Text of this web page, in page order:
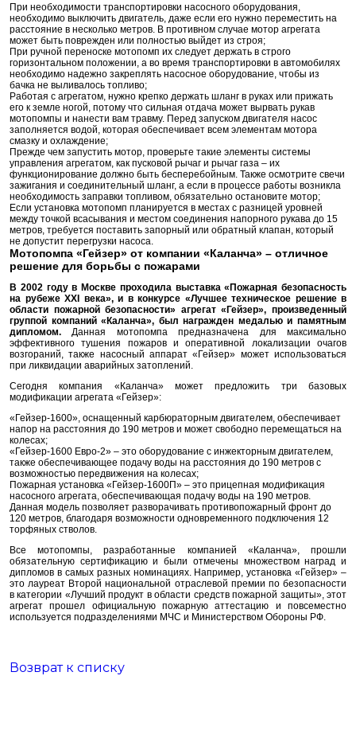
При необходимости транспортировки насосного оборудования,
необходимо выключить двигатель, даже если его нужно переместить на
расстояние в несколько метров. В противном случае мотор агрегата
может быть поврежден или полностью выйдет из строя;
При ручной переноске мотопомп их следует держать в строго
горизонтальном положении, а во время транспортировки в автомобилях
необходимо надежно закреплять насосное оборудование, чтобы из
бачка не выливалось топливо;
Работая с агрегатом, нужно крепко держать шланг в руках или прижать
его к земле ногой, потому что сильная отдача может вырвать рукав
мотопомпы и нанести вам травму. Перед запуском двигателя насос
заполняется водой, которая обеспечивает всем элементам мотора
смазку и охлаждение;
Прежде чем запустить мотор, проверьте такие элементы системы
управления агрегатом, как пусковой рычаг и рычаг газа – их
функционирование должно быть бесперебойным. Также осмотрите свечи
зажигания и соединительный шланг, а если в процессе работы возникла
необходимость заправки топливом, обязательно остановите мотор;
Если установка мотопомп планируется в местах с разницей уровней
между точкой всасывания и местом соединения напорного рукава до 15
метров, требуется поставить запорный или обратный клапан, который
не допустит перегрузки насоса.
Мотопомпа «Гейзер» от компании «Каланча» – отличное
решение для борьбы с пожарами
В 2002 году в Москве проходила выставка «Пожарная безопасность
на рубеже XXI века», и в конкурсе «Лучшее техническое решение в
области пожарной безопасности» агрегат «Гейзер», произведенный
группой компаний «Каланча», был награжден медалью и памятным
дипломом. Данная мотопомпа предназначена для максимально
эффективного тушения пожаров и оперативной локализации очагов
возгораний, также насосный аппарат «Гейзер» может использоваться
при ликвидации аварийных затоплений.
Сегодня компания «Каланча» может предложить три базовых
модификации агрегата «Гейзер»:
«Гейзер-1600», оснащенный карбюраторным двигателем, обеспечивает
напор на расстояния до 190 метров и может свободно перемещаться на
колесах;
«Гейзер-1600 Евро-2» – это оборудование с инжекторным двигателем,
также обеспечивающее подачу воды на расстояния до 190 метров с
возможностью передвижения на колесах;
Пожарная установка «Гейзер-1600П» – это прицепная модификация
насосного агрегата, обеспечивающая подачу воды на 190 метров.
Данная модель позволяет разворачивать противопожарный фронт до
120 метров, благодаря возможности одновременного подключения 12
торфяных стволов.
Все мотопомпы, разработанные компанией «Каланча», прошли
обязательную сертификацию и были отмечены множеством наград и
дипломов в самых разных номинациях. Например, установка «Гейзер» –
это лауреат Второй национальной отраслевой премии по безопасности
в категории «Лучший продукт в области средств пожарной защиты», этот
агрегат прошел официальную пожарную аттестацию и повсеместно
используется подразделениями МЧС и Министерством Обороны РФ.
Возврат к списку